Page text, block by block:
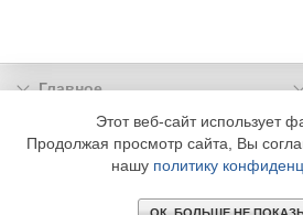
Главное
Подписка
Информация
© 2002 - 2026 OOO Издательский дом «МЕДИА
Этот веб-сайт использует
Продолжая просмотр сайта, Вы
нашу политику